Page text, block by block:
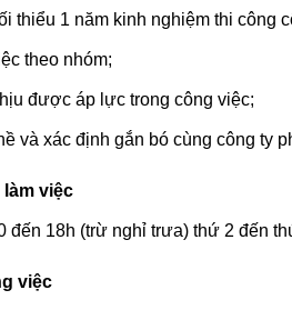
thiểu 1 năm kinh nghiệm thi công
theo nhóm;
được áp lực trong công việc;
và xác định gắn bó cùng công ty
việc
đến 18h (trừ nghỉ trưa) thứ 2 đến
việc